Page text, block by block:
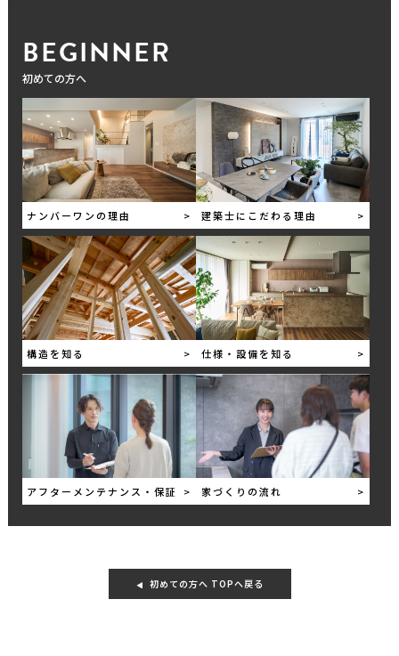
BEGINNER
初めての方へ
ナンバーワンの理由 > 建築士にこだわる理由 >
構造を知る > 仕様・設備を知る >
アフターメンテナンス・保証 > 家づくりの流れ >
初めての方へ TOPへ戻る